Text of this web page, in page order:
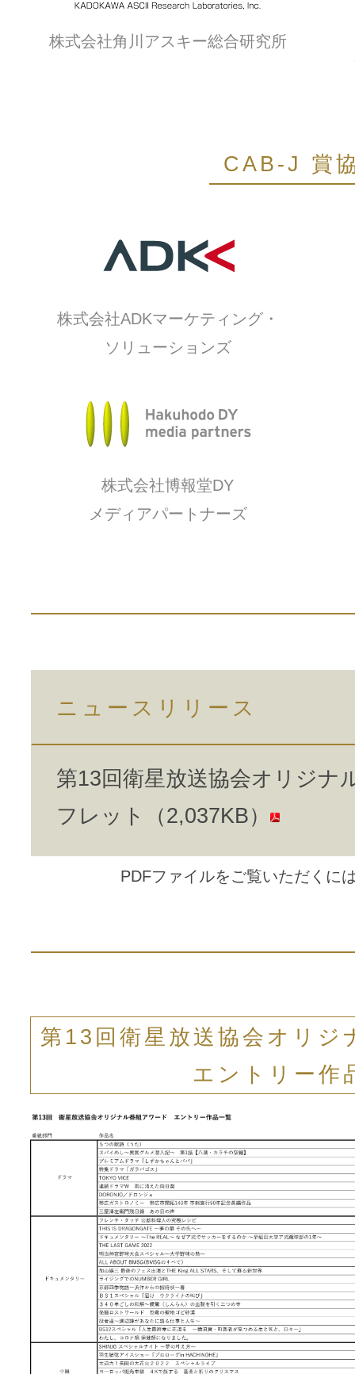
株式会社角川アスキー総合研究所
CAB-J 賞
株式会社ADKマーケティング・
ソリューションズ
株式会社博報堂DY
メディアパートナーズ
ニュースリリース
第13回衛星放送協会オリジナ
フレット（2,037KB）
PDFファイルをご覧いただくに
第13回衛星放送協会オリ
エントリー作